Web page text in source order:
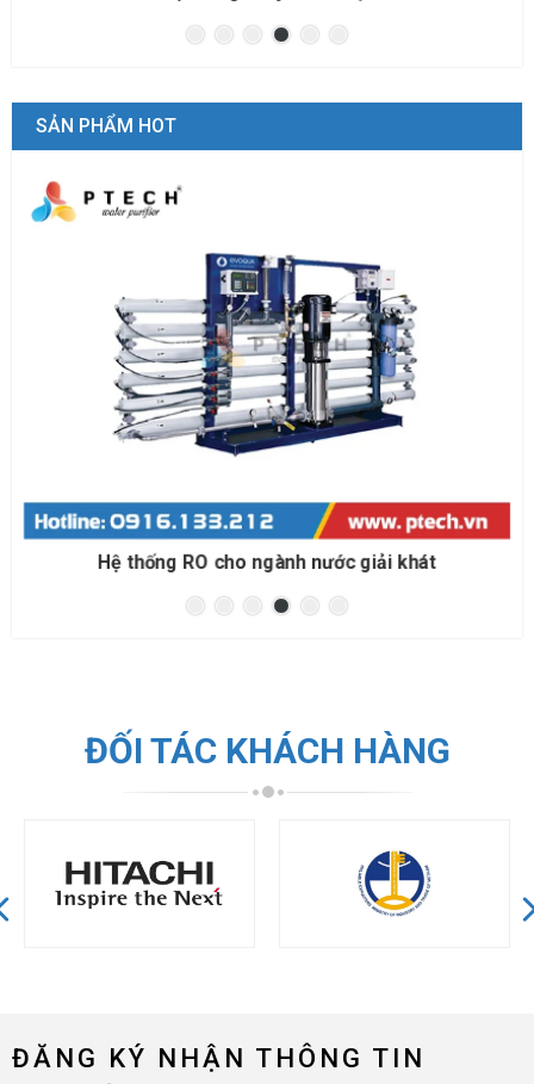
SẢN PHẨM HOT
Hệ thống RO cho đóng bình đóng chai
ĐỐI TÁC KHÁCH HÀNG
ĐĂNG KÝ NHẬN THÔNG TIN